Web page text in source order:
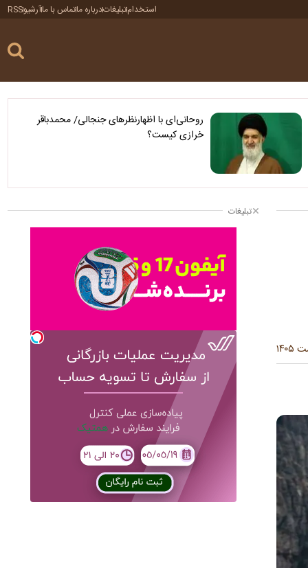
استخدامتبلیغاتدرباره ماتماس با ماآرشیوRSS
روحانی‌ای با اظهارنظرهای جنجالی/ محمدباقر
خرازی کیست؟
تبلیغات